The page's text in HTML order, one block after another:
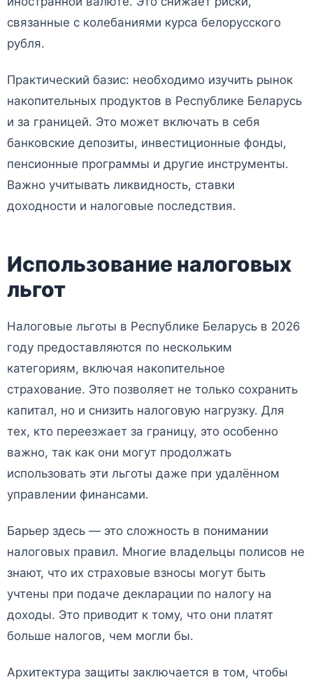
связанные с колебаниями курса белорусского
рубля.
Практический базис: необходимо изучить рынок
накопительных продуктов в Республике Беларусь
и за границей. Это может включать в себя
банковские депозиты, инвестиционные фонды,
пенсионные программы и другие инструменты.
Важно учитывать ликвидность, ставки
доходности и налоговые последствия.
Использование налоговых
льгот
Налоговые льготы в Республике Беларусь в 2026
году предоставляются по нескольким
категориям, включая накопительное
страхование. Это позволяет не только сохранить
капитал, но и снизить налоговую нагрузку. Для
тех, кто переезжает за границу, это особенно
важно, так как они могут продолжать
использовать эти льготы даже при удалённом
управлении финансами.
Барьер здесь — это сложность в понимании
налоговых правил. Многие владельцы полисов не
знают, что их страховые взносы могут быть
учтены при подаче декларации по налогу на
доходы. Это приводит к тому, что они платят
больше налогов, чем могли бы.
Архитектура защиты заключается в том, чтобы